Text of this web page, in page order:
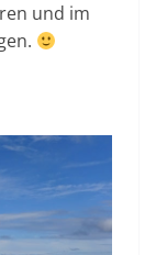
und im